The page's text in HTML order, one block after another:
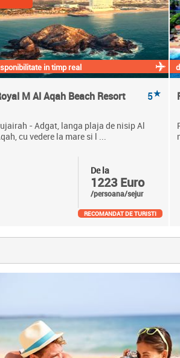
in timp real
M Al Aqah Beach Resort 5★
- Adgat, langa plaja de nisip Al
cu vedere la mare si l ...
De la
1223 Euro
/persoana/sejur
RECOMANDAT DE TURISTI